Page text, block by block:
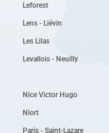
Leforest
Lens - Liévin
Les Lilas
Levallois - Neuilly
Nice Victor Hugo
Niort
Paris - Saint-Lazare